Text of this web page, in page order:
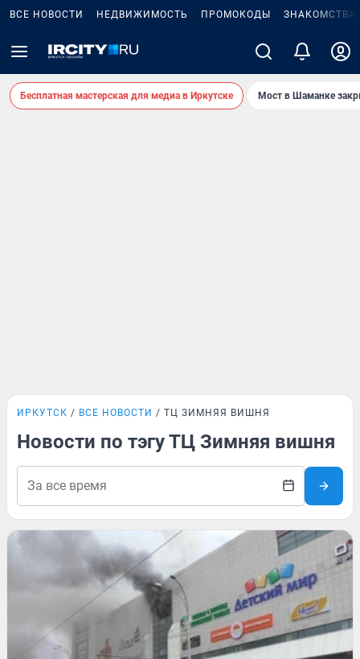
ВСЕ НОВОСТИ НЕДВИЖИМОСТЬ ПРОМОКОДЫ ЗНАКОМСТВА
Бесплатная мастерская для медиа в Иркутске Мост в Шаманке
ИРКУТСК ВСЕ НОВОСТИ ТЦ ЗИМНЯЯ ВИШНЯ
Новости по тэгу ТЦ Зимняя вишня